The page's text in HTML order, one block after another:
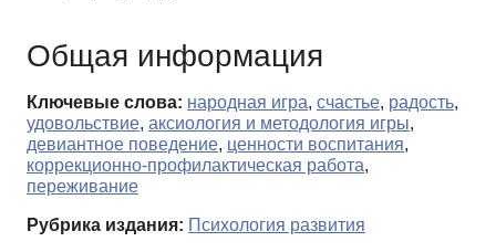
Общая информация
Ключевые слова: народная игра, счастье, радость,
удовольствие, аксиология и методология игры,
девиантное поведение, ценности воспитания,
коррекционно-профилактическая работа,
переживание
Рубрика издания: Психология развития